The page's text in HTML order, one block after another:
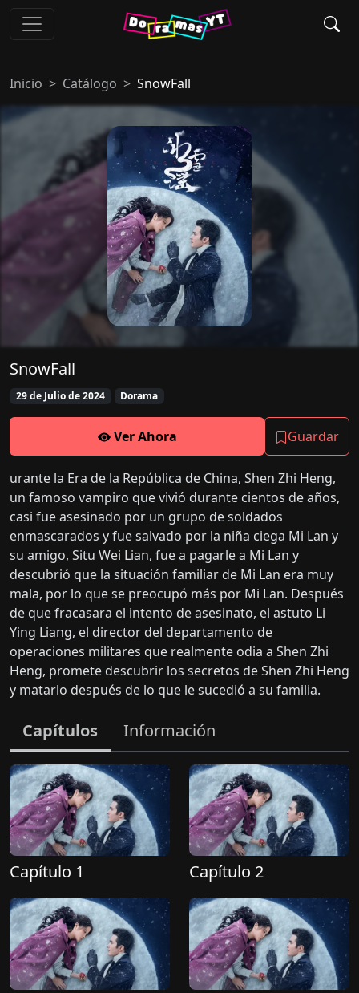
Inicio Catálogo SnowFall
SnowFall
29 de Julio de 2024 Dorama
Ver Ahora Guardar
urante la Era de la República de China, Shen Zhi Heng,
un famoso vampiro que vivió durante cientos de años,
casi fue asesinado por un grupo de soldados
enmascarados y fue salvado por la niña ciega Mi Lan y
su amigo, Situ Wei Lian, fue a pagarle a Mi Lan y
descubrió que la situación familiar de Mi Lan era muy
mala, por lo que se preocupó más por Mi Lan. Después
de que fracasara el intento de asesinato, el astuto Li
Ying Liang, el director del departamento de
operaciones militares que realmente odia a Shen Zhi
Heng, promete descubrir los secretos de Shen Zhi Heng
y matarlo después de lo que le sucedió a su familia.
Capítulos Información
Capítulo 1 Capítulo 2